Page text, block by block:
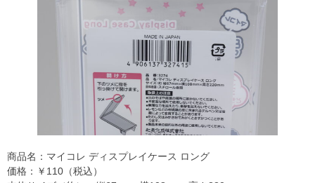
商品名：マイコレ ディスプレイケース ロング
価格：￥110（税込）